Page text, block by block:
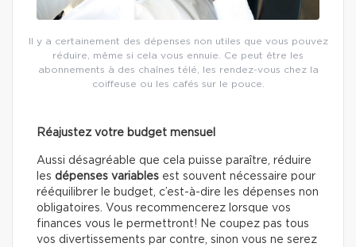
Il y a certainement des dépenses non utiles que vous pouvez
réduire, même si cela vous ennuie. Ce peut être les
abonnements à des chaînes télé, les rendez-vous chez la
coiffeuse ou les cafés sur le pouce.
Réajustez votre budget mensuel
Aussi désagréable que cela puisse paraître, réduire
les dépenses variables est souvent nécessaire pour
rééquilibrer le budget, c’est-à-dire les dépenses non
obligatoires. Vous recommencerez lorsque vos
finances vous le permettront! Ne coupez pas tous
vos divertissements par contre, sinon vous ne serez